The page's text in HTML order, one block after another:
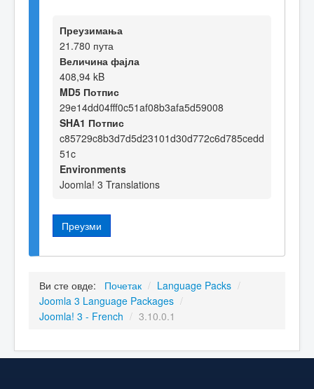
Преузимања
21.780 пута
Величина фајла
408,94 kB
MD5 Потпис
29e14dd04fff0c51af08b3afa5d59008
SHA1 Потпис
c85729c8b3d7d5d23101d30d772c6d785cedd
51c
Environments
Joomla! 3 Translations
Преузми
Ви сте овде: Почетак / Language Packs /
Joomla 3 Language Packages /
Joomla! 3 - French / 3.10.0.1